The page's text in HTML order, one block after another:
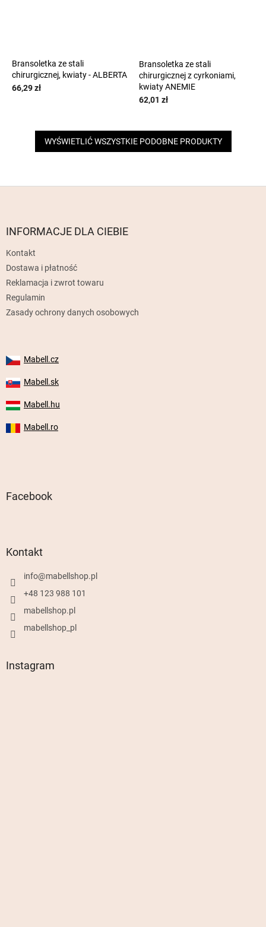
Bransoletka ze stali
chirurgicznej, kwiaty - ALBERTA
66,29 zł
Bransoletka ze stali
chirurgicznej z cyrkoniami,
kwiaty ANEMIE
62,01 zł
WYŚWIETLIĆ WSZYSTKIE PODOBNE PRODUKTY
INFORMACJE DLA CIEBIE
Kontakt
Dostawa i płatność
Reklamacja i zwrot towaru
Regulamin
Zasady ochrony danych osobowych
Mabell.cz
Mabell.sk
Mabell.hu
Mabell.ro
Facebook
Kontakt
info@mabellshop.pl
+48 123 988 101
mabellshop.pl
mabellshop_pl
Instagram